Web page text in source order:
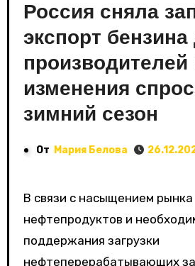
Россия сняла
экспорт бензина
изменения
зимний сезон
От Мария Белова
В связи с насыщением рынка
нефтепродуктов и
поддержания загрузки
нефтеперерабатывающих